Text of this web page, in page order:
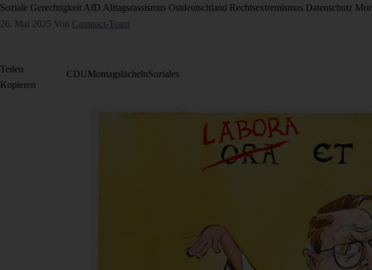
Soziale Gerechtigkeit AfD Alltagsrassismus Ostdeutschland Rechtsextremismus Datenschutz
26. Mai 2025 Von Campact-Team
CDUMontagslächelnSoziales
Teilen
Kopieren